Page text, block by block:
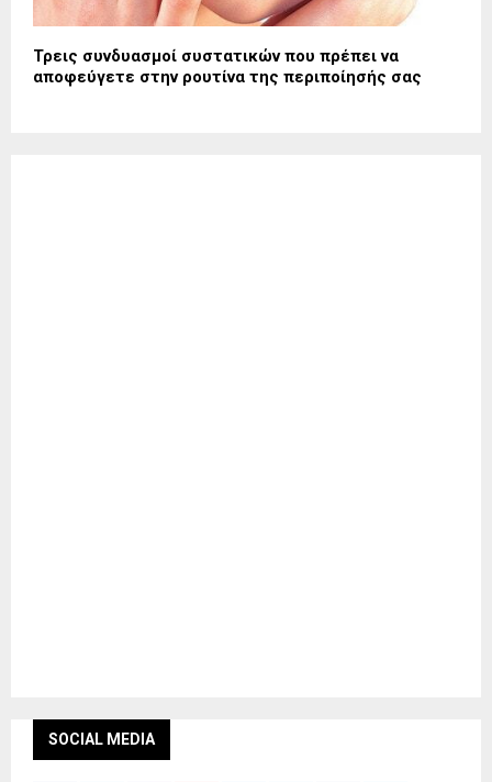
Τρεις συνδυασμοί συστατικών που πρέπει να
αποφεύγετε στην ρουτίνα της περιποίησής σας
SOCIAL MEDIA